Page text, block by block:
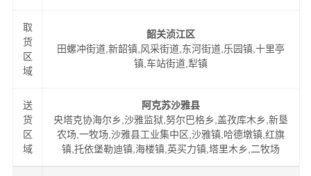
取
货
区
域
韶关浈江区
田螺冲街道,新韶镇,风采街道,东河街道,乐园镇,十里亭
镇,车站街道,犁镇
送
货
区
域
阿克苏沙雅县
央塔克协海尔乡,沙雅监狱,努尔巴格乡,盖孜库木乡,新垦
农场,一牧场,沙雅县工业集中区,沙雅镇,哈德墩镇,红旗
镇,托依堡勒迪镇,海楼镇,英买力镇,塔里木乡,二牧场